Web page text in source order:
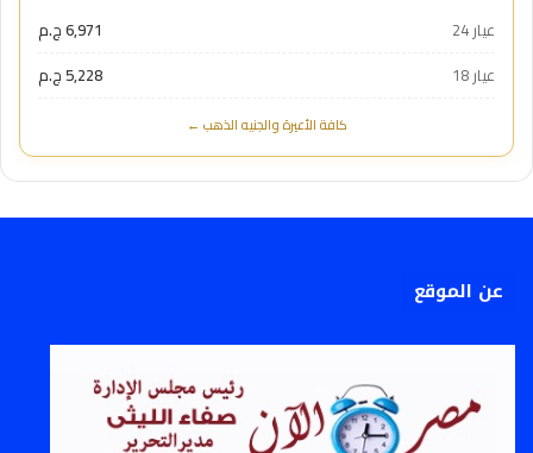
عيار 24
6,971 ج.م
عيار 18
5,228 ج.م
كافة الأعيرة والجنيه الذهب ←
عن الموقع